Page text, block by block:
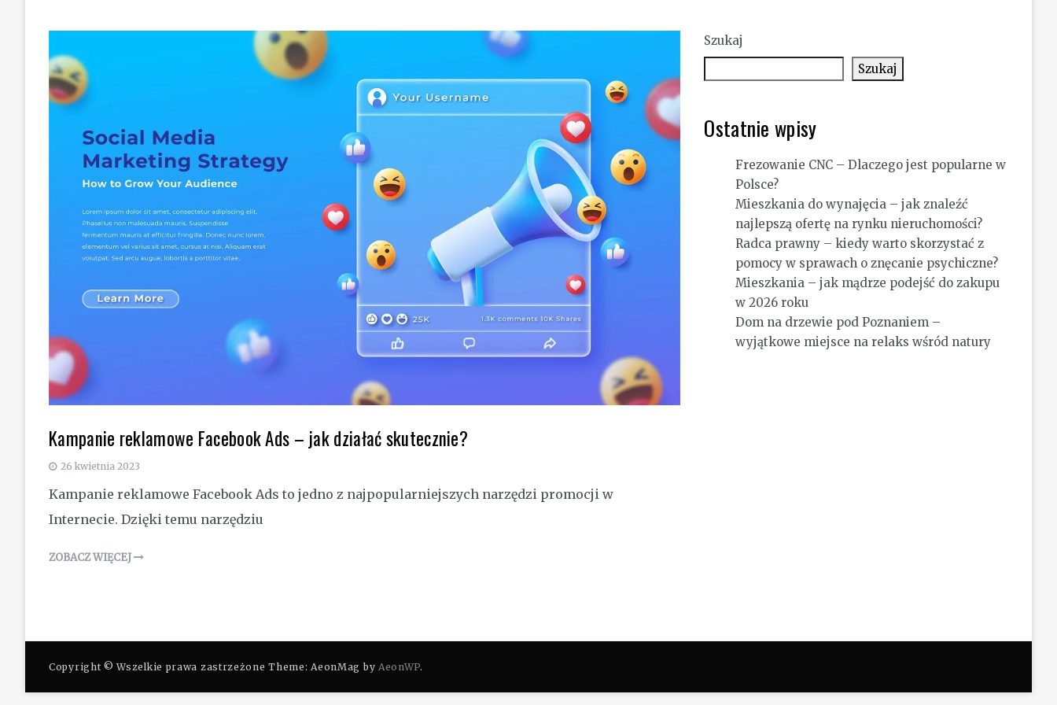
Kampanie reklamowe Facebook Ads – jak działać skutecznie?
26 kwietnia 2023
Kampanie reklamowe Facebook Ads to jedno z najpopularniejszych narzędzi promocji w
Internecie. Dzięki temu narzędziu
ZOBACZ WIĘCEJ
Szukaj
Szukaj
Ostatnie wpisy
Frezowanie CNC – Dlaczego jest popularne w
Polsce?
Mieszkania do wynajęcia – jak znaleźć
najlepszą ofertę na rynku nieruchomości?
Radca prawny – kiedy warto skorzystać z
pomocy w sprawach o znęcanie psychiczne?
Mieszkania – jak mądrze podejść do zakupu
w 2026 roku
Dom na drzewie pod Poznaniem –
wyjątkowe miejsce na relaks wśród natury
Copyright © Wszelkie prawa zastrzeżone Theme: AeonMag by AeonWP.